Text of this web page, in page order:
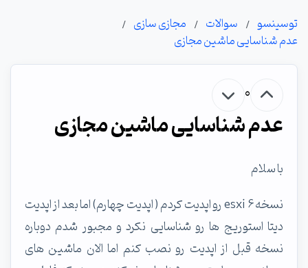
توسینسو سوالات
مجازی سازی
عدم شناسایی ماشین مجازی
0
عدم شناسایی ماشین مجازی
با سلام
نسخه 6 esxi رو اپدیت کردم ( اپدیت چهارم) اما بعد از اپدیت
دیتا استوریج ها رو شناسایی نکرد و مجبور شدم دوباره
نسخه قبل از اپدیت رو نصب کنم اما الان ماشین های